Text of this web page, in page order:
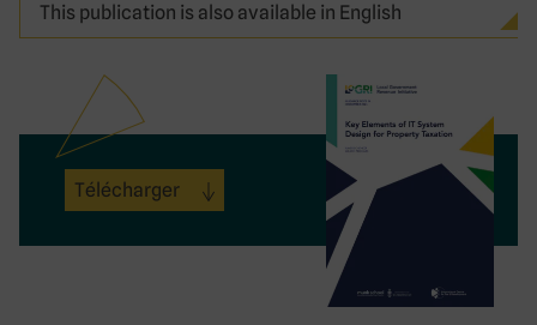
This publication is also available in English
Télécharger